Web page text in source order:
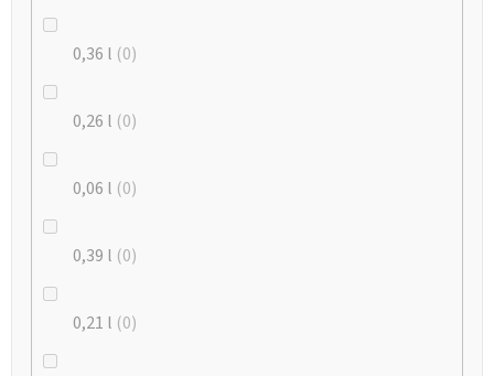
0,36 l 0
0,26 l 0
0,06 l 0
0,39 l 0
0,21 l 0